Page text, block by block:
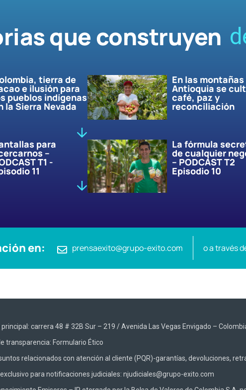
que construyen
tierra de
e ilusión para
pueblos indígenas
la Sierra Nevada
En las montañas
Antioquia se
café, paz y
reconciliación
para
–
T1 -
11
La fórmula
de cualquier
– PODCAST T2
Episodio 10
en: prensaexito@grupo-exito.com o a través
carrera 48 # 32B Sur – 219 / Avenida Las Vegas Envigado –
transparencia: Formulario Ético
relacionados con atención al cliente (PQR)-garantías, devoluciones,
para notificaciones judiciales: njudiciales@grupo-exito.com